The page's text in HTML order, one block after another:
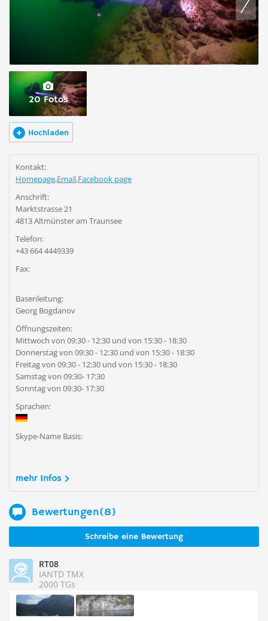
20 Fotos
Hochladen
Kontakt:
Homepage,Email,Facebook page
Anschrift:
Marktstrasse 21
4813 Altmünster am Traunsee
Telefon:
+43 664 4449339
Fax:
Basenleitung:
Georg Bogdanov
Öffnungszeiten:
Mittwoch von 09:30 - 12:30 und von 15:30 - 18:30
Donnerstag von 09:30 - 12:30 und von 15:30 - 18:30
Freitag von 09:30 - 12:30 und von 15:30 - 18:30
Samstag von 09:30- 17:30
Sonntag von 09:30- 17:30
Sprachen:
Skype-Name Basis:
mehr Infos
Bewertungen(8)
Schreibe eine Bewertung
RT08
IANTD TMX
2000 TGs